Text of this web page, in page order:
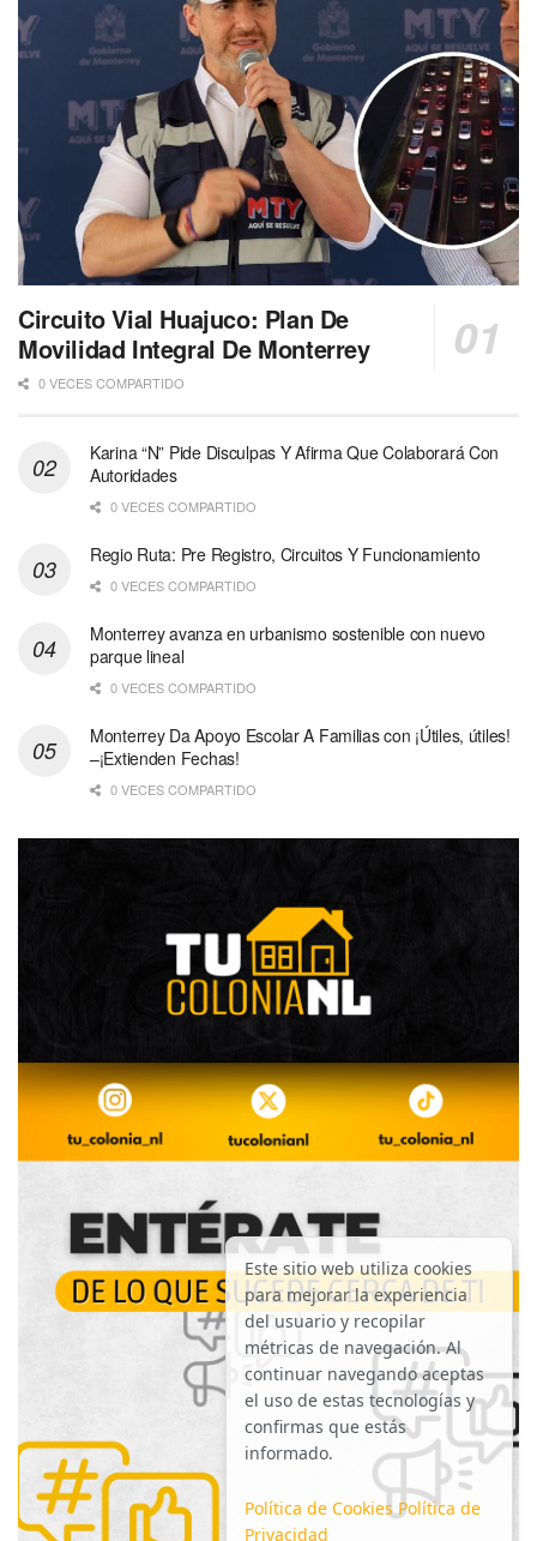
Circuito Vial Huajuco: Plan De
Movilidad Integral De Monterrey
0 VECES COMPARTIDO
Karina “N” Pide Disculpas Y Afirma Que Colaborará Con
Autoridades
0 VECES COMPARTIDO
Regio Ruta: Pre Registro, Circuitos Y Funcionamiento
0 VECES COMPARTIDO
Monterrey avanza en urbanismo sostenible con nuevo
parque lineal
0 VECES COMPARTIDO
Monterrey Da Apoyo Escolar A Familias con ¡Útiles, útiles!
–¡Extienden Fechas!
0 VECES COMPARTIDO
Este sitio web utiliza cookies
para mejorar la experiencia
del usuario y recopilar
métricas de navegación. Al
continuar navegando aceptas
el uso de estas tecnologías y
confirmas que estás
informado.
Política de Cookies Política de
Privacidad